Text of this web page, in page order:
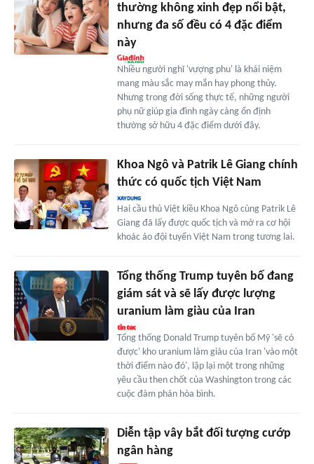
thường không xinh đẹp nổi bật,
nhưng đa số đều có 4 đặc điểm
này
Nhiều người nghĩ 'vượng phu' là khái niệm
mang màu sắc may mắn hay phong thủy.
Nhưng trong đời sống thực tế, những người
phụ nữ giúp gia đình ngày càng ổn định
thường sở hữu 4 đặc điểm dưới đây.
Khoa Ngô và Patrik Lê Giang chính
thức có quốc tịch Việt Nam
Hai cầu thủ Việt kiều Khoa Ngô cùng Patrik Lê
Giang đã lấy được quốc tịch và mở ra cơ hội
khoác áo đội tuyển Việt Nam trong tương lai.
Tổng thống Trump tuyên bố đang
giám sát và sẽ lấy được lượng
uranium làm giàu của Iran
Tổng thống Donald Trump tuyên bố Mỹ 'sẽ có
được' kho uranium làm giàu của Iran 'vào một
thời điểm nào đó', lặp lại một trong những
yêu cầu then chốt của Washington trong các
cuộc đàm phán hòa bình.
Diễn tập vây bắt đối tượng cướp
ngân hàng